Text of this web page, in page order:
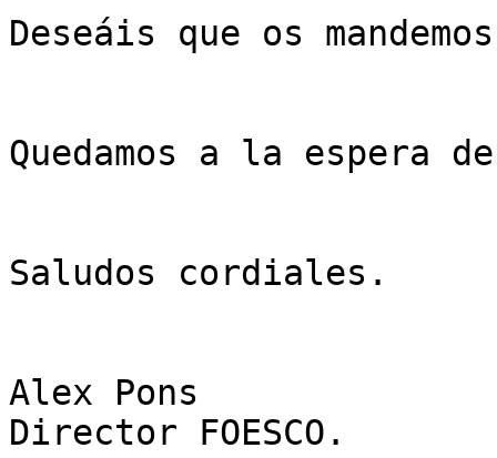
Deseáis que os
Quedamos a la espera
Saludos cordiales.
Alex Pons
Director FOESCO.